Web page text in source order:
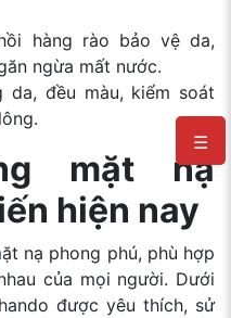
hàng rào bảo vệ da,
ngừa mất nước.
da, đều màu, kiểm soát
mặt nạ
hiện nay
nạ phong phú, phù hợp
của mọi người. Dưới
được yêu thích, sử
☰